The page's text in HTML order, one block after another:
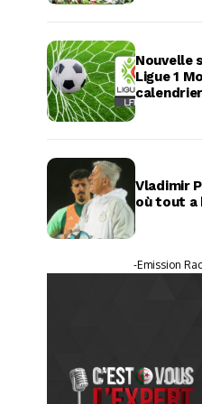
Nouvelle
Ligue 1
Vladimir
où tout a
-Emission